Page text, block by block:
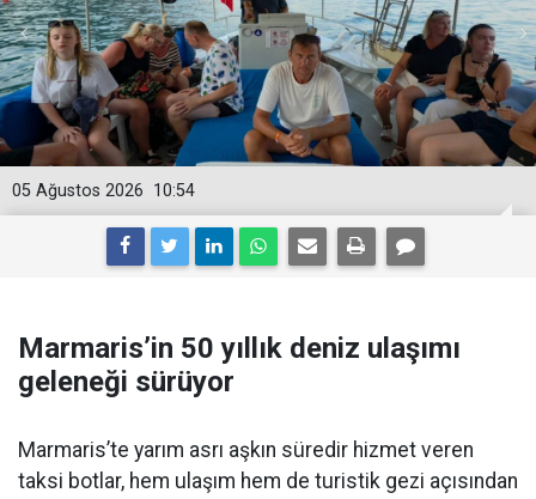
10:54
05 Ağustos 2026
Marmaris’in 50 yıllık deniz ulaşımı
geleneği sürüyor
Marmaris’te yarım asrı aşkın süredir hizmet veren
taksi botlar, hem ulaşım hem de turistik gezi açısından